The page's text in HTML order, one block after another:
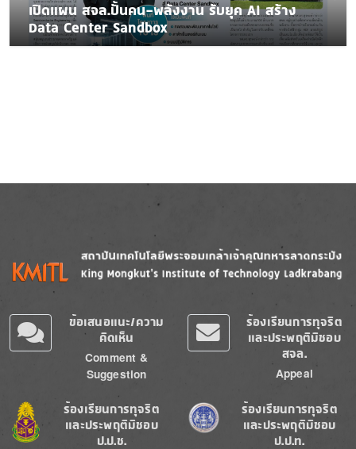
เปิดแผน สจล.ปั้นคน-พลังงาน รับยุค AI สร้าง
Data Center Sandbox
Image
ข้อเสนอแนะ/ความ
คิดเห็น
Comment &
Suggestion
ร้องเรียนการทุจริต
และประพฤติมิชอบ
สจล.
Appeal
Image
ร้องเรียนการทุจริต
และประพฤติมิชอบ
ป.ป.ช.
Image
ร้องเรียนการทุจริต
และประพฤติมิชอบ
ป.ป.ท.